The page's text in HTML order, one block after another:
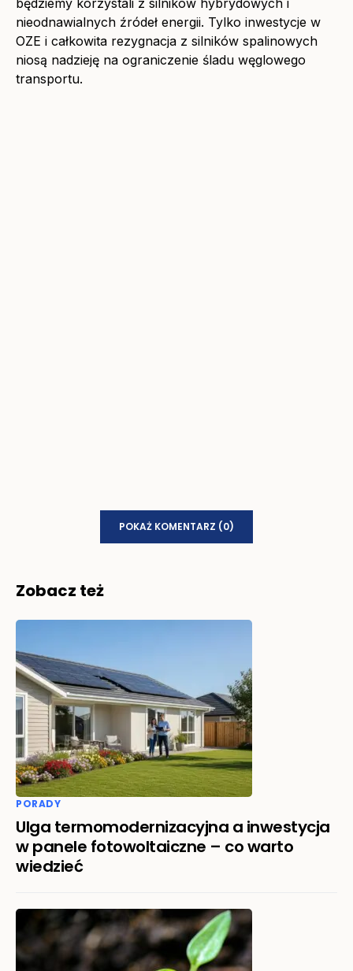
będziemy korzystali z silników hybrydowych i
nieodnawialnych źródeł energii. Tylko inwestycje w
OZE i całkowita rezygnacja z silników spalinowych
niosą nadzieję na ograniczenie śladu węglowego
transportu.
POKAŻ KOMENTARZ (0)
Zobacz też
PORADY
Ulga termomodernizacyjna a inwestycja
w panele fotowoltaiczne – co warto
wiedzieć